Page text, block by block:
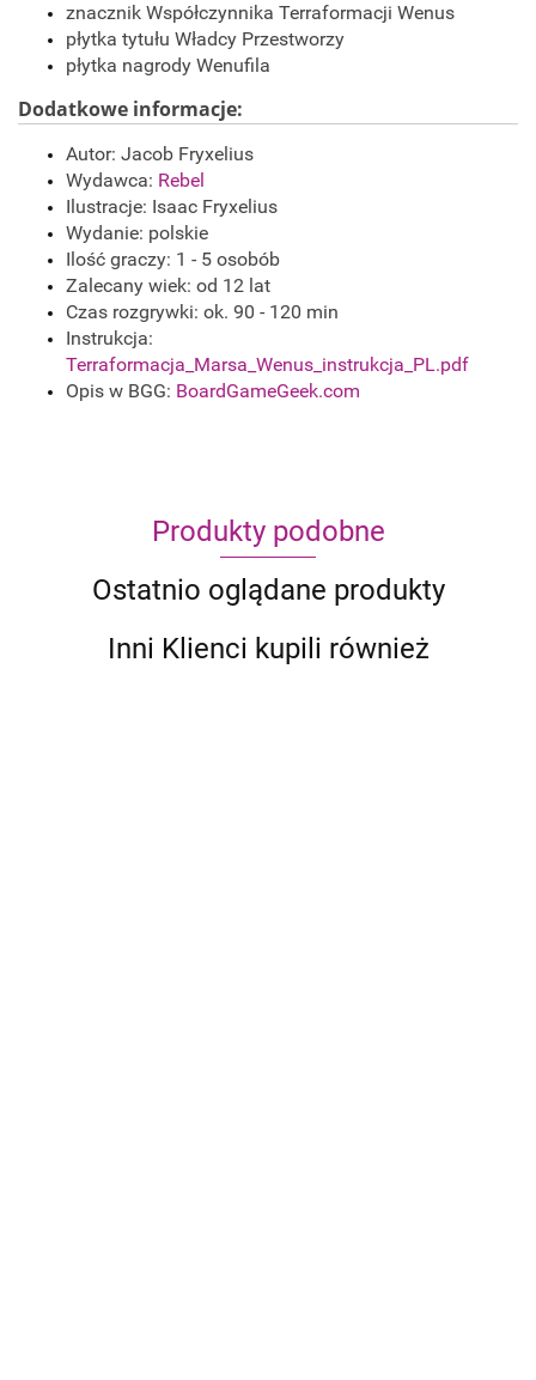
znacznik Współczynnika Terraformacji Wenus
płytka tytułu Władcy Przestworzy
płytka nagrody Wenufila
Dodatkowe informacje:
Autor: Jacob Fryxelius
Wydawca: Rebel
Ilustracje: Isaac Fryxelius
Wydanie: polskie
Ilość graczy: 1 - 5 osobób
Zalecany wiek: od 12 lat
Czas rozgrywki: ok. 90 - 120 min
Instrukcja:
Terraformacja_Marsa_Wenus_instrukcja_PL.pdf
Opis w BGG: BoardGameGeek.com
Produkty podobne
Ostatnio oglądane produkty
Inni Klienci kupili również